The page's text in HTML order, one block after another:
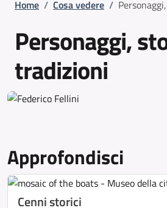
Home / Cosa vedere /
Personaggi,
tradizioni
Approfondisci
Cenni storici